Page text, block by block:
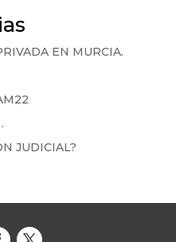
EN MURCIA.
JUDICIAL?